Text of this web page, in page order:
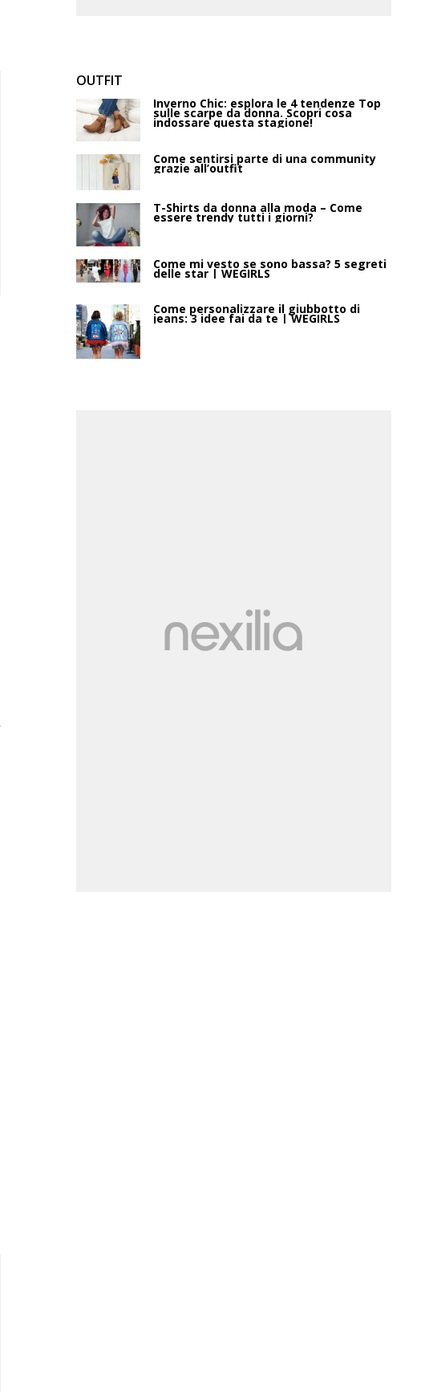
OUTFIT
Inverno Chic: esplora le 4 tendenze Top
sulle scarpe da donna. Scopri cosa
indossare questa stagione!
Come sentirsi parte di una community
grazie all’outfit
T-Shirts da donna alla moda – Come
essere trendy tutti i giorni?
Come mi vesto se sono bassa? 5 segreti
delle star | WEGIRLS
Come personalizzare il giubbotto di
jeans: 3 idee fai da te | WEGIRLS